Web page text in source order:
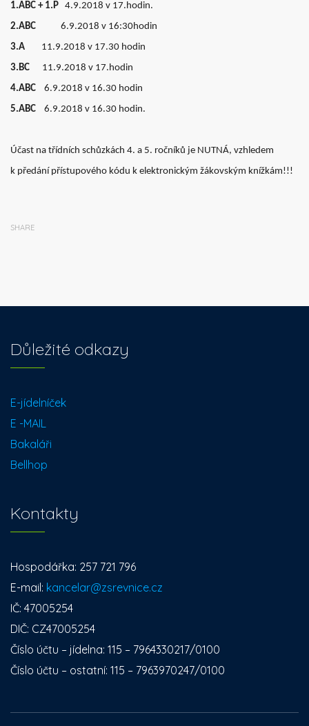
1.ABC + 1.P 4.9.2018 v 17.hodin.
2.ABC 6.9.2018 v 16:30hodin
3.A 11.9.2018 v 17.30 hodin
3.BC 11.9.2018 v 17.hodin
4.ABC 6.9.2018 v 16.30 hodin
5.ABC 6.9.2018 v 16.30 hodin.
Účast na třídních schůzkách 4. a 5. ročníků je NUTNÁ, vzhledem
k předání přístupového kódu k elektronickým žákovským knížkám!!!
SHARE
Důležité odkazy
E-jídelníček
E -MAIL
Bakaláři
Bellhop
Kontakty
Hospodářka: 257 721 796
E-mail: kancelar@zsrevnice.cz
IČ: 47005254
DIČ: CZ47005254
Číslo účtu – jídelna: 115 – 7964330217/0100
Číslo účtu – ostatní: 115 – 7963970247/0100